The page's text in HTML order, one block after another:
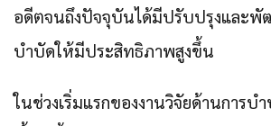
อดีตจนถึงปัจจุบันได้มีปรับปรุงและพั
บำบัดให้มีประสิทธิภาพสูงขึ้น
ในช่วงเริ่มแรกของงานวิจัยด้านการ